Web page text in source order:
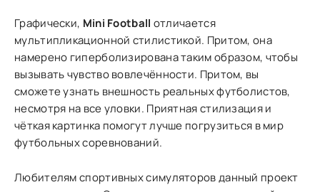
Графически, Mini Football отличается
мультипликационной стилистикой. Притом, она
намерено гиперболизирована таким образом, чтобы
вызывать чувство вовлечённости. Притом, вы
сможете узнать внешность реальных футболистов,
несмотря на все уловки. Приятная стилизация и
чёткая картинка помогут лучше погрузиться в мир
футбольных соревнований.
Любителям спортивных симуляторов данный проект